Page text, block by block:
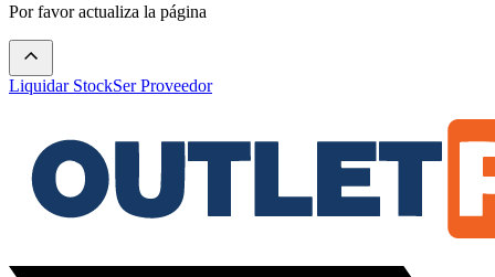
Por favor actualiza la página
Liquidar StockSer Proveedor